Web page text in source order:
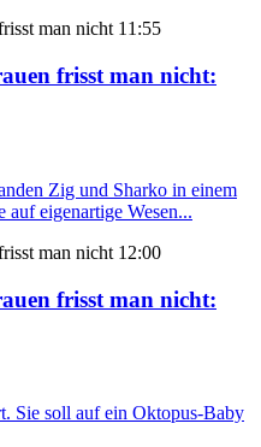
11:55
frisst man nicht:
Zig und Sharko in einem
auf eigenartige Wesen...
12:00
frisst man nicht:
Sie soll auf ein Oktopus-Baby